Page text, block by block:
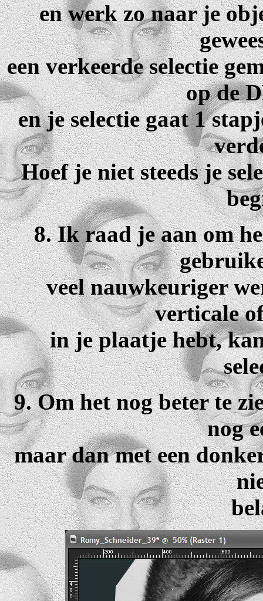
en werk zo naar je
een verkeerde selectie
op de
en je selectie gaat 1
Hoef je niet steeds je
8. Ik raad je aan om
veel nauwkeuriger
verticale
in je plaatje hebt,
9. Om het nog beter te
nog
maar dan met een